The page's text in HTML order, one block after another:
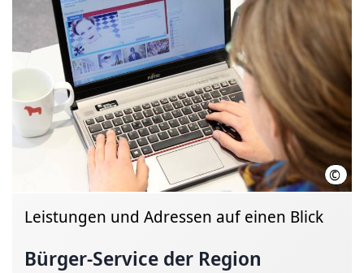
©
Leistungen und Adressen auf einen Blick
Bürger-Service der Region